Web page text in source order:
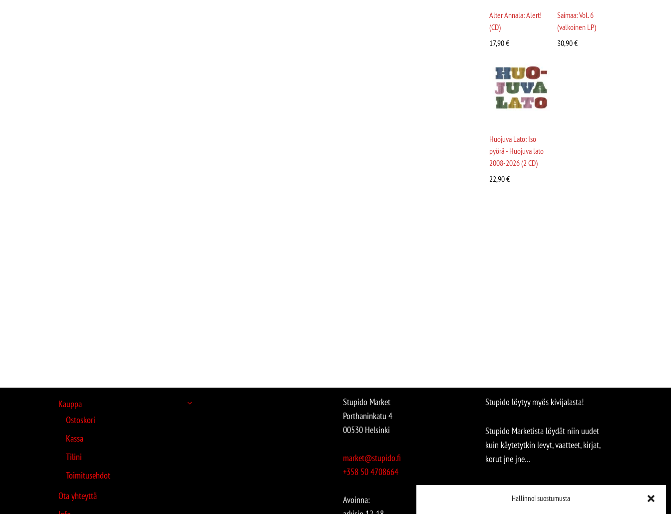
Hallinnoi suostumusta
Alter Annala: Alert!
(CD)
17,90€
Saimaa: Vol. 6
(valkoinen LP)
30,90€
Huojuva Lato: Iso
pyörä - Huojuva lato
2008-2026 (2 CD)
22,90€
Kauppa
Ostoskori
Kassa
Tilini
Toimitusehdot
Ota yhteyttä
Stupido Market
Porthaninkatu 4
00530 Helsinki
market@stupido.fi
+358 50 4708664
Avoinna:
Stupido löytyy myös kivijalasta!
Stupido Marketista löydät niin uudet
kuin käytetytkin levyt, vaatteet, kirjat,
korut jne jne…